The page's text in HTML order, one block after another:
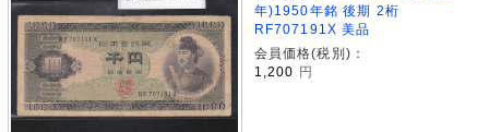
年)1950年銘 後期 2桁
RF707191X 美品
会員価格(税別)：
1,200 円